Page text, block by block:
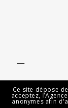
—
Ce site dépose
acceptez,
anonymes afin